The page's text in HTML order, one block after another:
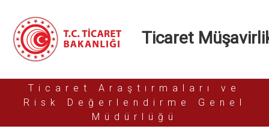
Ticaret
Ticaret Araştırmaları ve
Risk Değerlendirme Genel
Müdürlüğü